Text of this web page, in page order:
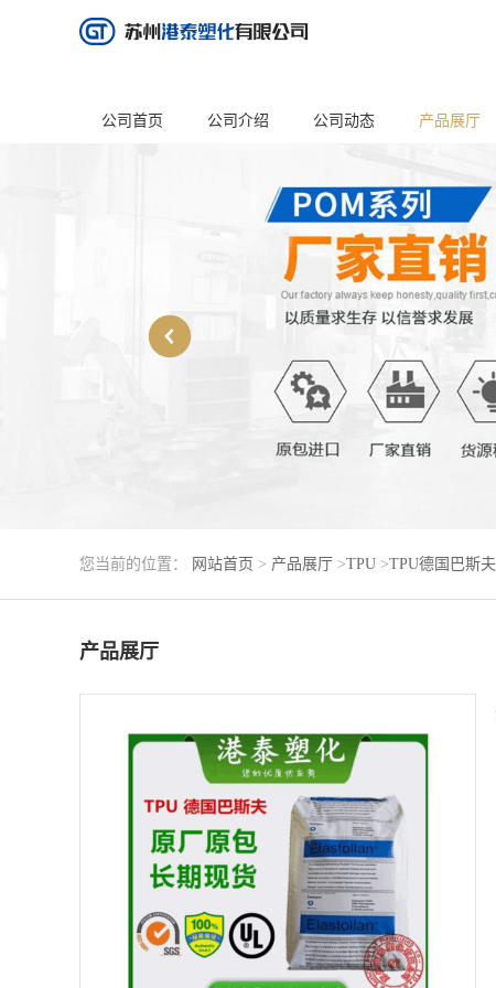
公司首页 公司介绍 公司动态 产品展厅
您当前的位置： 网站首页 > 产品展厅 >TPU >TPU德国巴斯夫
产品展厅